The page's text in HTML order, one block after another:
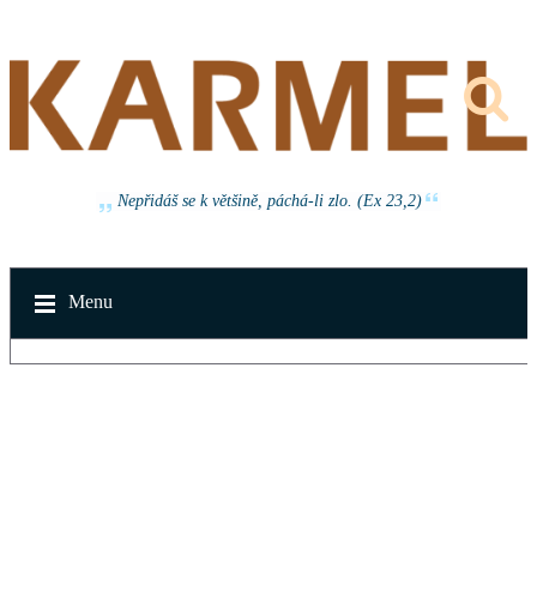
Nepřidáš se k většině, páchá-li zlo. (Ex 23,2)
Menu